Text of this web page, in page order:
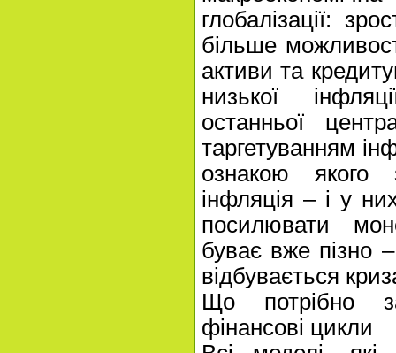
глобалізації:
більше
активи та
низької
останньої
таргетуванням
ознакою якого
інфляція – і у
посилювати
буває вже пізно
відбувається
Що потрібно
фінансові цикли